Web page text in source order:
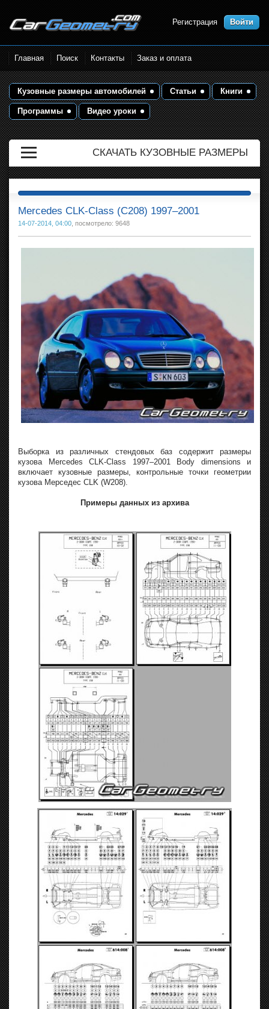
Размеры кузова автомобилей.
Контрольные точки и кузовные
размеры. Геометрия кузова
Регистрация Войти
Главная Поиск Контакты Заказ и оплата
Кузовные размеры автомобилей Статьи Книги
Программы Видео уроки
СКАЧАТЬ КУЗОВНЫЕ РАЗМЕРЫ
Mercedes CLK-Class (C208) 1997–2001
14-07-2014, 04:00 , посмотрело: 9648
Выборка из различных стендовых баз содержит размеры
кузова Mercedes CLK-Class 1997–2001 Body dimensions и
включает кузовные размеры, контрольные точки геометрии
кузова Мерседес CLK (W208).
Примеры данных из архива